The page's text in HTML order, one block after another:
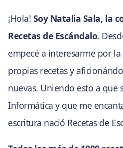
¡Hola! Soy Natalia Sala, la
Recetas de Escándalo.
empecé a interesarme por
propias recetas y
nuevas. Uniendo esto a que
Informática y que me
escritura nació Recetas de